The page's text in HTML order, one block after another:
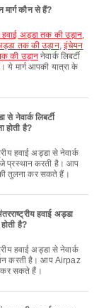
मार्ग कौन से हैं?
हवाई अड्डा तक की उड़ान,
अड्डा तक की उड़ान, इंचेयन
तक की उड़ान नेवार्क लिबर्टी
ये मार्ग आपकी यात्रा के
नेवार्क लिबर्टी
होती है?
प्रस्थान करती है। आप
तुलना कर सकते हैं।
हवाई अड्डा
है?
करती है। आप Airpaz
कर सकते हैं।